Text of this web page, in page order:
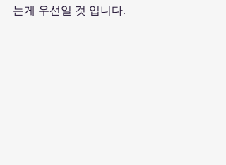
는게 우선일 것 입니다.